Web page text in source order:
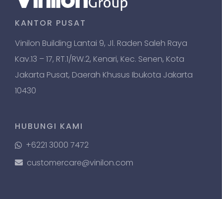
KANTOR PUSAT
Vinilon Building Lantai 9, Jl. Raden Saleh Raya
Kav.13 – 17, RT.1/RW.2, Kenari, Kec. Senen, Kota
Jakarta Pusat, Daerah Khusus Ibukota Jakarta
10430
HUBUNGI KAMI
+6221 3000 7472
customercare@vinilon.com